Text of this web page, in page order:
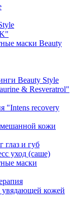
маски Beauty
Beauty Style
& Resveratrol"
"Intens recovery
кожи
глаз и губ
уход (саше)
маски
кожей